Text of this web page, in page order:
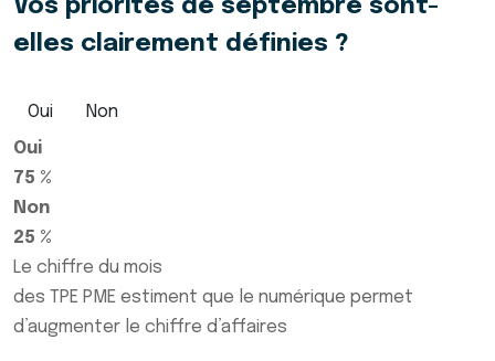
Vos priorités de septembre sont-
elles clairement définies ?
Oui
Non
Oui
75 %
Non
25 %
Le chiffre du mois
des TPE PME estiment que le numérique permet
d’augmenter le chiffre d’affaires